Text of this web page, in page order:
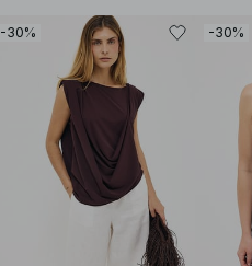
-30% -30%